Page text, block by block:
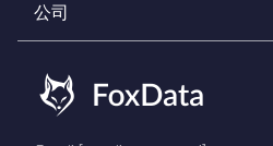
公司